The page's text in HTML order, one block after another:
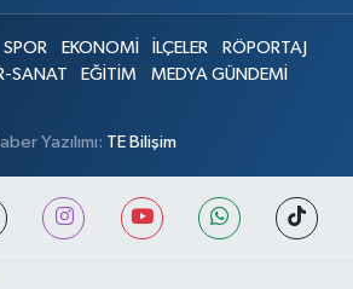
SPOR EKONOMİ İLÇELER
RÖPORTAJ
SANAT EĞİTİM MEDYA GÜNDEMİ
Yazılımı: TE Bilişim